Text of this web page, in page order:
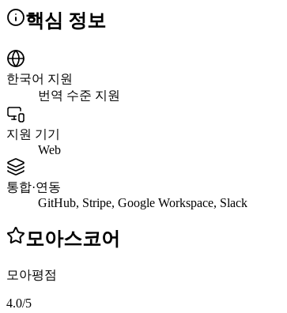
핵심 정보
한국어 지원
번역 수준 지원
지원 기기
Web
통합·연동
GitHub, Stripe, Google Workspace, Slack
모아스코어
모아평점
4.0/5